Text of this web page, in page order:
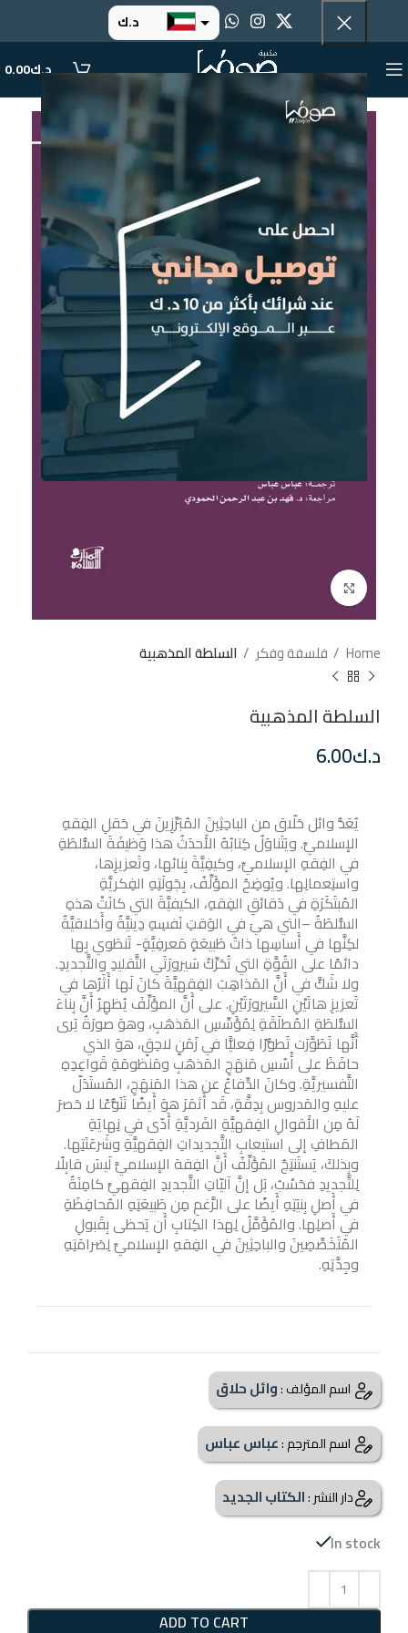
د.ك
ر.س
.د.ب
د.ك0.00
Home فلسفة وفكر السلطة المذهبية
السلطة المذهبية
د.ك6.00
يُعَدُّ وائل حَلّاق من الباحِثِينَ المُبَرِّزِينَ في حَقلِ الفِقهِ
الإسلاميِّ. ويَتَناوَلُ كِتابُهُ الأَحدَثُ هذا وَظيفَةَ السُّلطَةِ
في الفِقهِ الإسلاميِّ، وكيفِيَّةَ بِنائها، وتَعزيزِها،
واستِعمالِها. ويُوضِحُ المؤَلِّفُ، بِجَولَتِهِ الفِكريَّةِ
المُبتَكَرَةِ في دَقائقِ الفِقهِ، الكيفيَّةَ التي كانَتْ هذهِ
السُّلطَةُ –التي هيَ في الوَقتِ نَفسِهِ دِينيَّةٌ وأَخلاقيَّةٌ
لكِنَّها في أَساسِها ذاتُ طَبيعَةٍ مَعرفِيَّةٍ- تَنطَوي بِها
دائمًا على القُوَّةِ التي تُحَرِّكُ سَيرورَتَي التَّقليدِ والتَّجديدِ.
ولا شَكَّ في أَنَّ المَذاهِبَ الفِقهيَّةَ كانَ لَها أَثَرُها في
تَعزيزِ هاتَيْنِ السَّيرورَتَيْنِ. على أَنَّ المؤَلِّفَ يُظهِرُ أَنَّ بِناءَ
السُّلطَةِ المُطلَقَةِ لِمُؤَسِّسِ المَذهَبِ، وهوَ صورَةٌ يَرى
أَنَّها تَطَوَّرَت تَطوُّرًا فِعليًّا في زَمَنٍ لاحِقٍ، هوَ الذي
حافَظَ على أُسُسِ مَنهَجِ المَذهَبِ ومَنظومَةِ قَواعِدِهِ
التَّفسيريَّةِ. وكانَ الدِّفاعُ عن هذا المَنهَجِ، المُستَدَلّ
عليهِ والمَدروس بِدِقَّةٍ، قَد أَثمَرَ هوَ أَيضًا تَنَوُّعًا لا حَصرَ
لَهُ مِن الأَقوالِ الفِقهيَّةِ الفَرديَّةِ أَدّى في نِهايَةِ
المَطافِ إلى استيعابِ التَّجديداتِ الفِقهيَّةِ وشَرعَنَتِها.
وبِذلكَ، يَستَنتِجُ المُؤَلِّفُ أَنَّ الفِقهَ الإسلاميَّ لَيسَ قابِلًا
لِلتَّجديدِ فحَسْبُ، بَل إنَّ آليّاتِ التَّجديدِ الفِقهيِّ كامِنَةٌ
في أَصلِ بِنيَتِهِ أَيضًا على الرَّغمِ مِن طَبيعَتِهِ المُحافِظَةِ
في أَصلِها. والمُؤَمَّلُ لِهذا الكِتابِ أَن يَحظى بِقَبولِ
المُتَخَصِّصِينَ والباحِثِينَ في الفِقهِ الإسلاميِّ لِصَرامَتِهِ
وجِدَّتِهِ.
اسم المؤلف :وائل حلاق
اسم المترجم :عباس عباس
دار النشر :الكتاب الجديد
In stock
ADD TO CART